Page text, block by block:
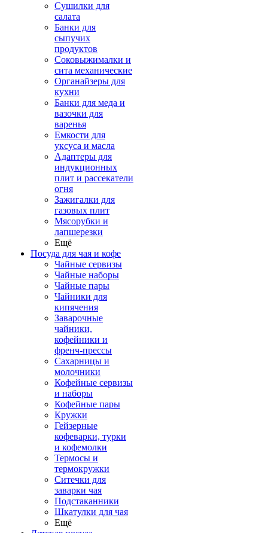
Сушилки для
салата
Банки для
сыпучих
продуктов
Соковыжималки и
сита механические
Органайзеры для
кухни
Банки для меда и
вазочки для
варенья
Емкости для
уксуса и масла
Адаптеры для
индукционных
плит и рассекатели
огня
Зажигалки для
газовых плит
Мясорубки и
лапшерезки
Ещё
Посуда для чая и кофе
Чайные сервизы
Чайные наборы
Чайные пары
Чайники для
кипячения
Заварочные
чайники,
кофейники и
френч-прессы
Сахарницы и
молочники
Кофейные сервизы
и наборы
Кофейные пары
Кружки
Гейзерные
кофеварки, турки
и кофемолки
Термосы и
термокружки
Ситечки для
заварки чая
Подстаканники
Шкатулки для чая
Ещё